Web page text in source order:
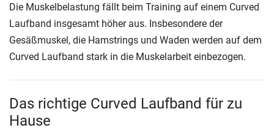
Die Muskelbelastung fällt beim Training auf einem Curved
Laufband insgesamt höher aus. Insbesondere der
Gesäßmuskel, die Hamstrings und Waden werden auf dem
Curved Laufband stark in die Muskelarbeit einbezogen.
Das richtige Curved Laufband für zu
Hause